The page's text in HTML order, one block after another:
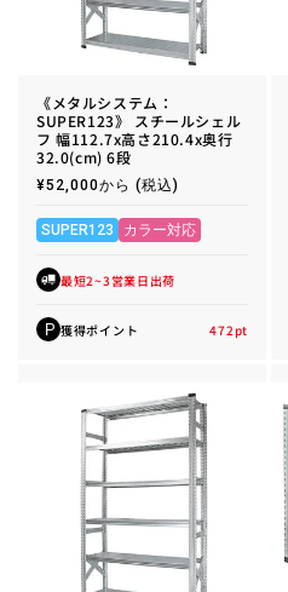
《メタルシステム：
SUPER123》 スチールシェル
フ 幅112.7x高さ210.4x奥行
32.0(cm) 6段
通
価
格
¥52,000から (税込)
SUPER123 カラー対応
最短2~3営業日出荷
P 獲得ポイント 472pt